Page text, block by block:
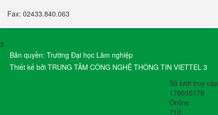
Fax: 02433.840.063
3
Bản quyền: Trường Đại học Lâm nghiệp
Thiết kế bởi TRUNG TÂM CÔNG NGHỆ THÔNG TIN VIETTEL 3
Số lượt truy cập
178035179
Online
712